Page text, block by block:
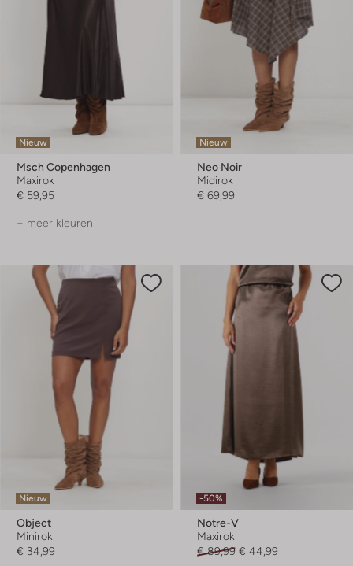
Nieuw
Msch Copenhagen
Maxirok
€ 59,95
+ meer kleuren
Nieuw
Neo Noir
Midirok
€ 69,99
Nieuw
Object
Minirok
€ 34,99
-50%
Notre-V
Maxirok
€ 89,99 € 44,99